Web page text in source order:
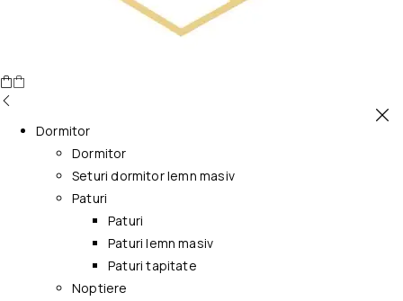
Dormitor
Dormitor
Seturi dormitor lemn masiv
Paturi
Paturi
Paturi lemn masiv
Paturi tapitate
Noptiere